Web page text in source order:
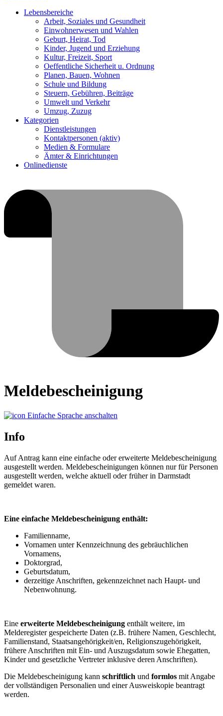
Lebensbereiche
Arbeit, Soziales und Gesundheit
Einwohnerwesen und Wahlen
Geburt, Heirat, Tod
Kinder, Jugend und Erziehung
Kultur, Freizeit, Sport
Oeffentliche Sicherheit u. Ordnung
Planen, Bauen, Wohnen
Schule und Bildung
Steuern, Gebühren, Beiträge
Umwelt und Verkehr
Umzug, Zuzug
Kategorien
Dienstleistungen
Kontaktpersonen (aktiv)
Medien & Formulare
Ämter & Einrichtungen
Onlinedienste
Meldebescheinigung
Einfache Sprache anschalten
Info
Auf Antrag kann eine einfache oder erweiterte Meldebescheinigung
ausgestellt werden. Meldebescheinigungen können nur für Personen
ausgestellt werden, welche aktuell oder früher in Darmstadt
gemeldet waren.
Eine einfache Meldebescheinigung enthält:
Familienname,
Vornamen unter Kennzeichnung des gebräuchlichen
Vornamens,
Doktorgrad,
Geburtsdatum,
derzeitige Anschriften, gekennzeichnet nach Haupt- und
Nebenwohnung.
Eine erweiterte Meldebescheinigung enthält weitere, im
Melderegister gespeicherte Daten (z.B. frühere Namen, Geschlecht,
Familienstand, Staatsangehörigkeit/en, Religionszugehörigkeit,
frühere Anschriften mit Ein- und Auszugsdatum sowie Ehegatten,
Kinder und gesetzliche Vertreter inklusive deren Anschriften).
Die Meldebescheinigung kann schriftlich und formlos mit Angabe
der vollständigen Personalien und einer Ausweiskopie beantragt
werden.